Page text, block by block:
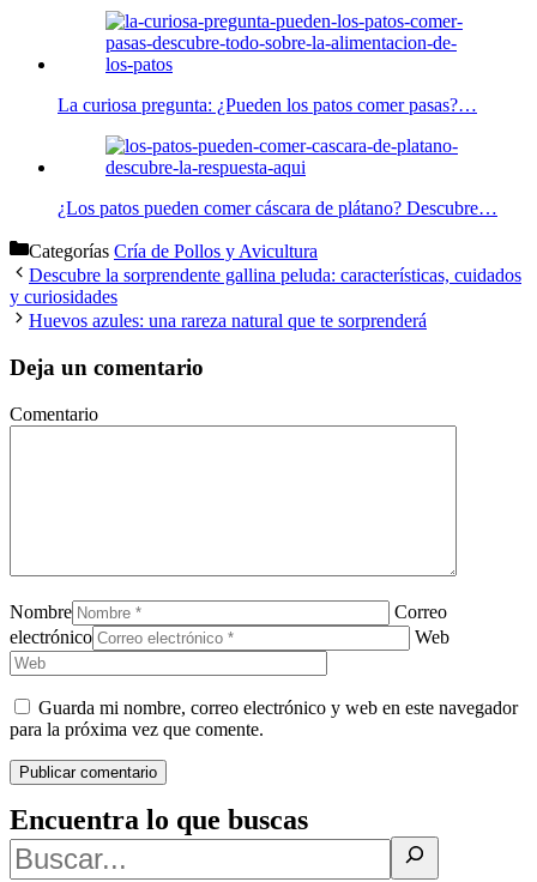
La curiosa pregunta: ¿Pueden los patos comer pasas?…
¿Los patos pueden comer cáscara de plátano? Descubre…
Categorías Cría de Pollos y Avicultura
Descubre la sorprendente gallina peluda: características, cuidados
y curiosidades
Huevos azules: una rareza natural que te sorprenderá
Deja un comentario
Comentario
Nombre
Correo
electrónico
Web
Guarda mi nombre, correo electrónico y web en este navegador
para la próxima vez que comente.
Encuentra lo que buscas